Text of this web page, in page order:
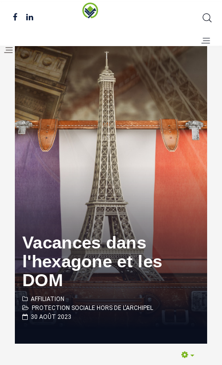
Vacances dans
l'hexagone et les
DOM
AFFILIATION
PROTECTION SOCIALE HORS DE L'ARCHIPEL
30 AOÛT 2023